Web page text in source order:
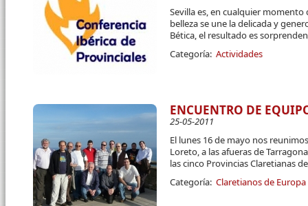
Sevilla es, en cualquier
belleza se une la delicada y
Bética, el resultado es
Categoría: Actividades
ENCUENTRO DE
25-05-2011
El lunes 16 de mayo nos
Loreto, a las afueras de
las cinco Provincias Claretianas
Categoría: Claretianos de Europa